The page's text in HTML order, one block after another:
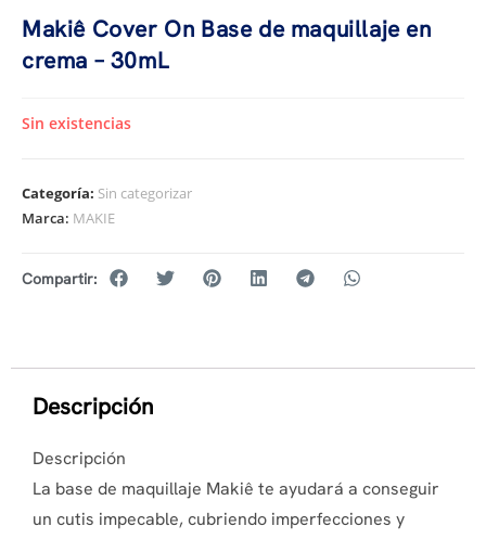
Makiê Cover On Base de maquillaje en
crema – 30mL
Sin existencias
Categoría: Sin categorizar
Marca: MAKIE
Compartir:
Descripción
Descripción
La base de maquillaje Makiê te ayudará a conseguir
un cutis impecable, cubriendo imperfecciones y